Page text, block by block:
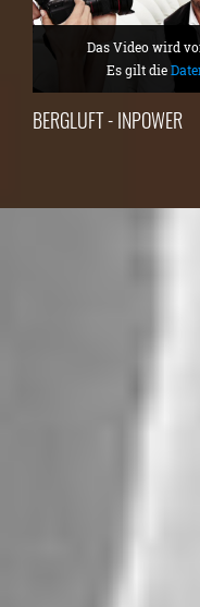
Das Video wird
Es gilt die
BERGLUFT - INPOWER